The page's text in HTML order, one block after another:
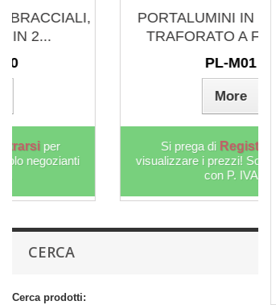
PORTALUMINI IN METALLO
TRAFORATO A FORMA...
Registrarsi per
visualizzare i prezzi! Solo negozianti
CERCA
Cerca prodotti: